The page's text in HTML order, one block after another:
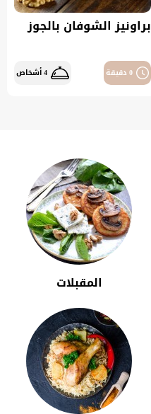
براونيز الشوفان بالجوز
0 دقيقة 4 أشخاص
المقبلات